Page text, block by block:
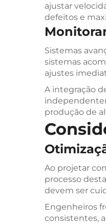
ajustar
defeitos e
Sistemas
sistemas
ajustes
A integração
produção de
Ao projetar
processo
devem ser
Engenheiros
consistentes,